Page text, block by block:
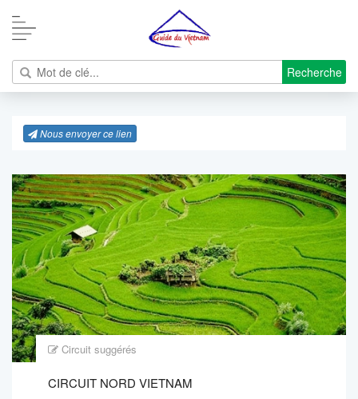
Recherche
Nous envoyer ce lien
Circuit suggérés
CIRCUIT NORD VIETNAM